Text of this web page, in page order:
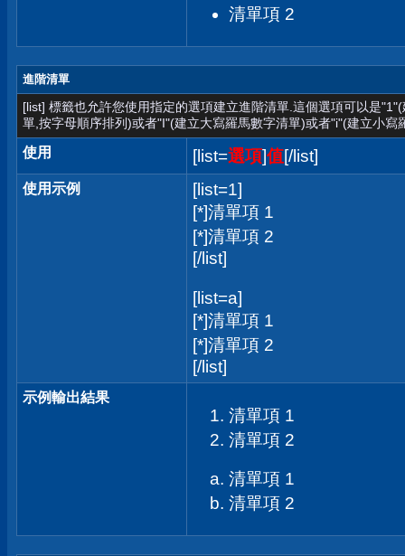
清單項 2
進階清單
[list] 標籤也允許您使用指定的選項建立進階清單.這個選項可以是
單,按字母順序排列)或者"I"(建立大寫羅馬數字清單)或者"i"(建立小寫
使用 [list=選項]值[/list]
使用示例
[list=1]
[*]清單項 1
[*]清單項 2
[/list]
[list=a]
[*]清單項 1
[*]清單項 2
[/list]
示例輸出結果
清單項 1
清單項 2
清單項 1
清單項 2